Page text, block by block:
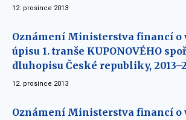
12. prosince 2013
Oznámení Ministerstva financí o
úpisu 1. tranše KUPONOVÉHO
dluhopisu České republiky,
12. prosince 2013
Oznámení Ministerstva financí o